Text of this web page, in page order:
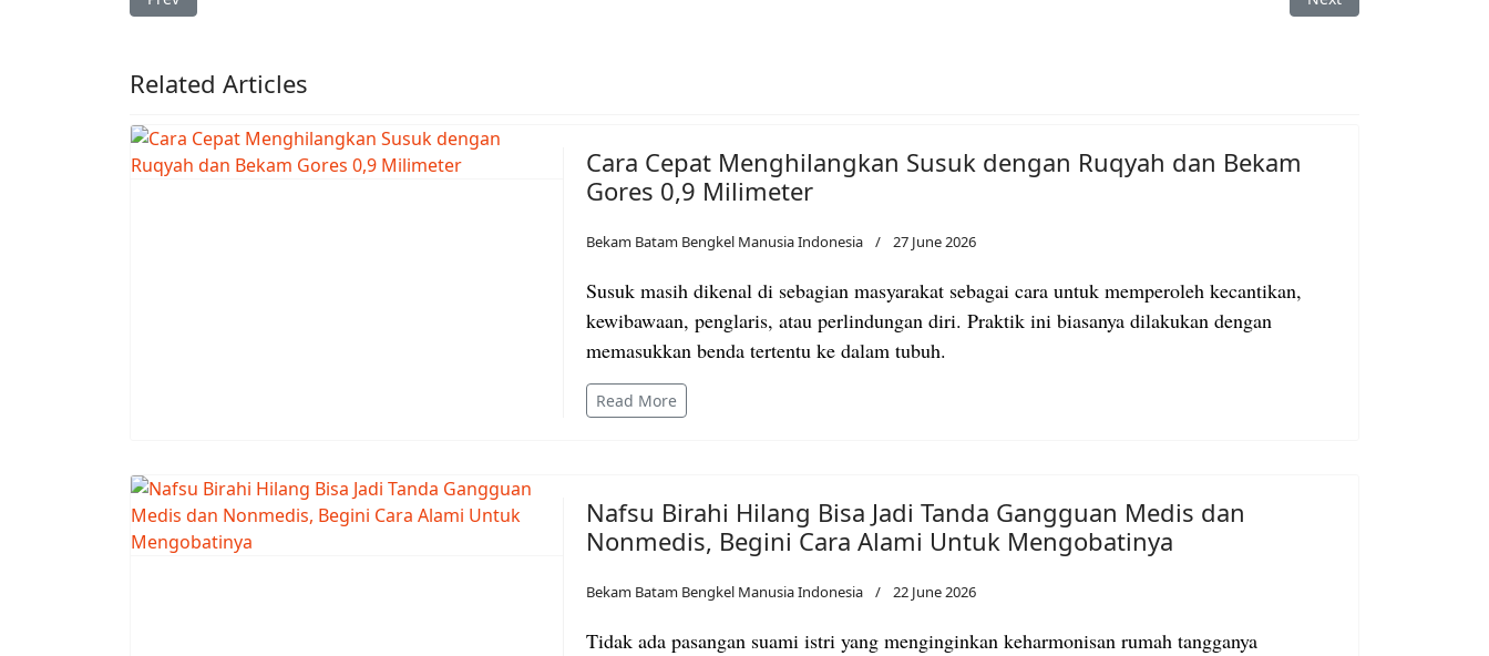
Related Articles
Cara Cepat Menghilangkan Susuk dengan Ruqyah dan Bekam
Gores 0,9 Milimeter
Bekam Batam Bengkel Manusia Indonesia 27 June 2026
Susuk masih dikenal di sebagian masyarakat sebagai cara untuk memperoleh kecantikan,
kewibawaan, penglaris, atau perlindungan diri. Praktik ini biasanya dilakukan dengan
memasukkan benda tertentu ke dalam tubuh.
Read More
Nafsu Birahi Hilang Bisa Jadi Tanda Gangguan Medis dan
Nonmedis, Begini Cara Alami Untuk Mengobatinya
Bekam Batam Bengkel Manusia Indonesia 22 June 2026
Tidak ada pasangan suami istri yang menginginkan keharmonisan rumah tangganya